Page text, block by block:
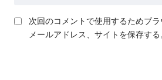
次回のコメントで使用するためブラ
メールアドレス、サイトを保存する